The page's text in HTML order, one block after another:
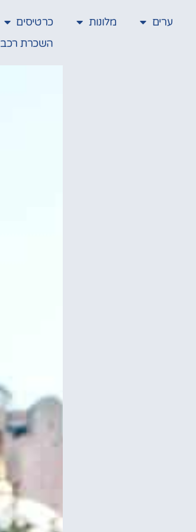
ערים מלונות כרטיסים
השכרת רכב